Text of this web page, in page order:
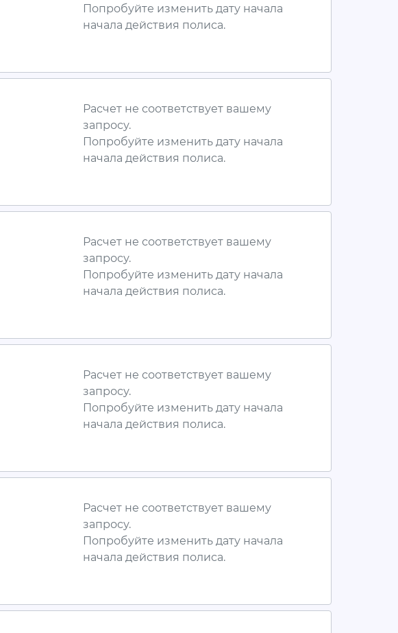
Попробуйте изменить дату начала
начала действия полиса.
Расчет не соответствует вашему
запросу.
Попробуйте изменить дату начала
начала действия полиса.
Расчет не соответствует вашему
запросу.
Попробуйте изменить дату начала
начала действия полиса.
Расчет не соответствует вашему
запросу.
Попробуйте изменить дату начала
начала действия полиса.
Расчет не соответствует вашему
запросу.
Попробуйте изменить дату начала
начала действия полиса.